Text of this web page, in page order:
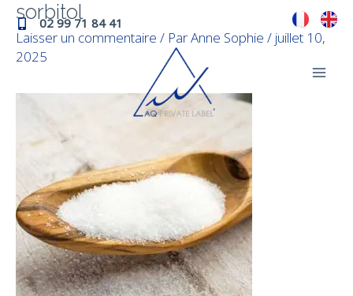
Aller
contenu
02 99 71 84 41
sorbitol
Laisser un commentaire / ParAnne Sophie / juillet 10,
2025
Navigation
des
articles